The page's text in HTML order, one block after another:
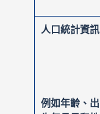
人口統計資訊
例如年齡、出